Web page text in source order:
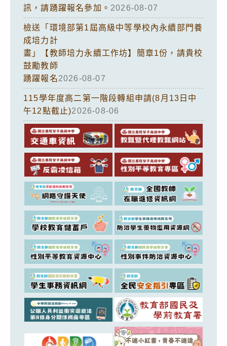
訊，請踴躍報名參加。 2026-08-07
檢送「環境部第1屆高級中等學校內永續部門養
成培力計
畫」【教師培力永續工作坊】簡章1份，請貴校
鼓勵教師
踴躍報名2026-08-07
115學年度高二第一階段轉組申請(8月13日中
午12點截止)2026-08-06